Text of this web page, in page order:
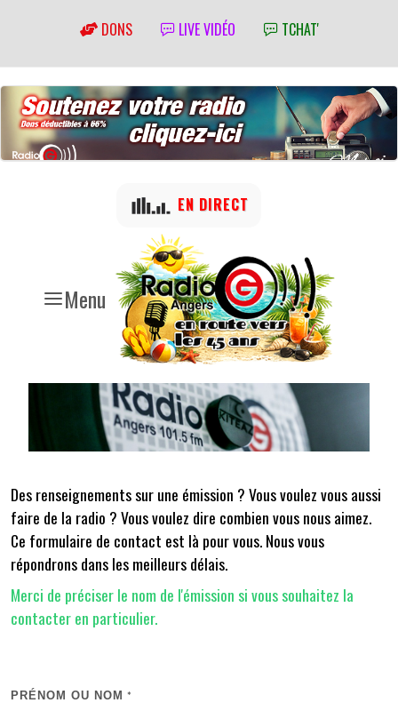
DONS LIVE VIDÉO TCHAT'
Menu
EN DIRECT
Des renseignements sur une émission ? Vous voulez vous aussi
faire de la radio ? Vous voulez dire combien vous nous aimez.
Ce formulaire de contact est là pour vous. Nous vous
répondrons dans les meilleurs délais.
Merci de préciser le nom de l'émission si vous souhaitez la
contacter en particulier.
PRÉNOM OU NOM *